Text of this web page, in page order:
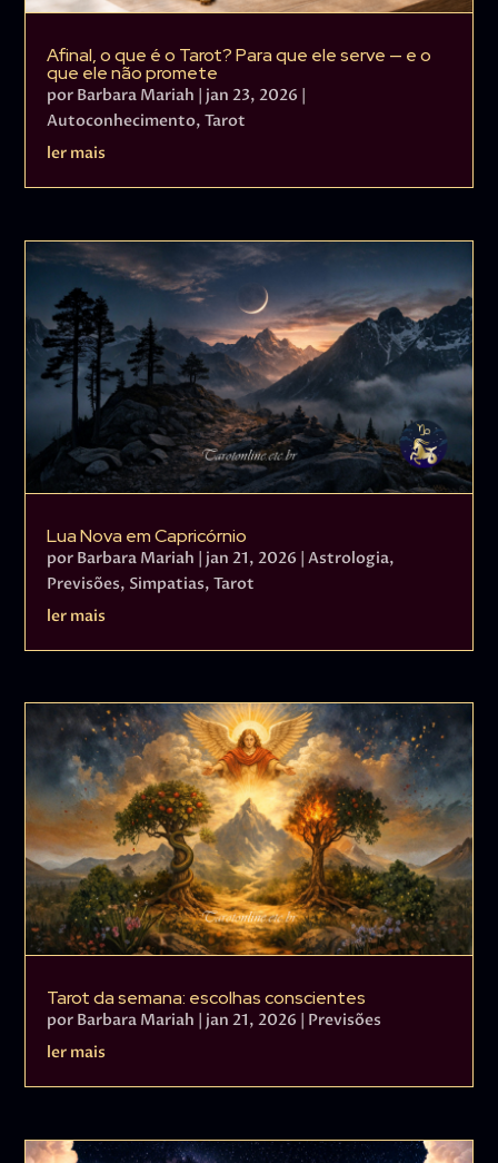
Afinal, o que é o Tarot? Para que ele serve — e o
que ele não promete
por Barbara Mariah jan 23, 2026
Autoconhecimento,Tarot
ler mais
Lua Nova em Capricórnio
por Barbara Mariah | jan 21, 2026 |Astrologia,
Previsões, Simpatias,Tarot
ler mais
Tarot da semana: escolhas conscientes
por Barbara Mariah jan 21, 2026
Previsões
ler mais